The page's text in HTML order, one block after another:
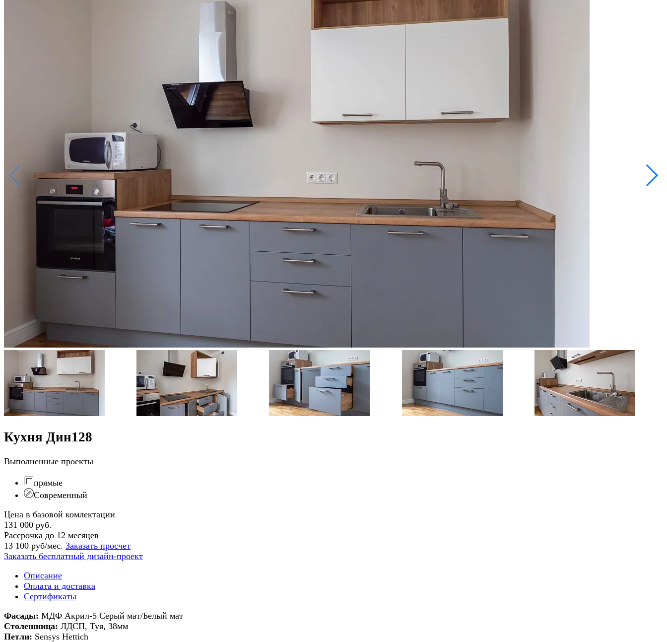
Кухня Дин128
Выполненные проекты
прямые
Современный
Цена в базовой комлектации
131 000 руб.
Рассрочка до 12 месяцев
13 100 руб/мес. Заказать просчет
Заказать бесплатный дизайн-проект
Описание
Оплата и доставка
Сертификаты
Фасады: МДФ Акрил-5 Серый мат/Белый мат
Столешница: ЛДСП, Туя, 38мм
Петли: Sensys Hettich